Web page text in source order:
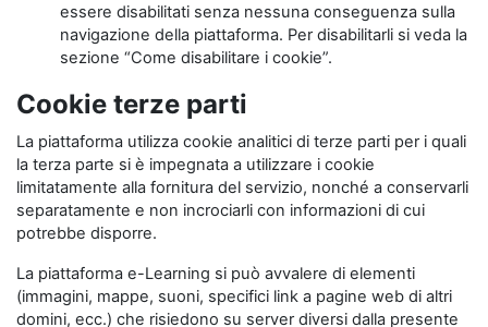
essere disabilitati senza nessuna conseguenza sulla
navigazione della piattaforma. Per disabilitarli si veda la
sezione “Come disabilitare i cookie”.
Cookie terze parti
La piattaforma utilizza cookie analitici di terze parti per i quali
la terza parte si è impegnata a utilizzare i cookie
limitatamente alla fornitura del servizio, nonché a conservarli
separatamente e non incrociarli con informazioni di cui
potrebbe disporre.
La piattaforma e-Learning si può avvalere di elementi
(immagini, mappe, suoni, specifici link a pagine web di altri
domini, ecc.) che risiedono su server diversi dalla presente